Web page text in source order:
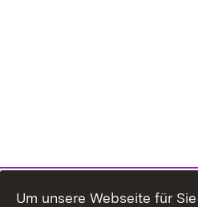
Um unsere Webseite für